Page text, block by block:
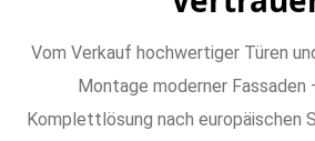
Vom Verkauf hochwertiger Türen
Montage moderner Fassaden
Komplettlösung nach europäischen